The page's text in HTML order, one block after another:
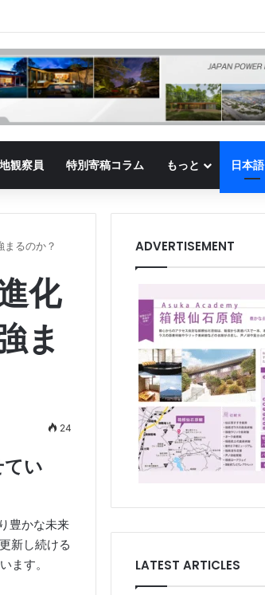
み
観察員 特別寄稿コラム もっと 日本語
まるのか？
化
ま
24
てい
豊かな未来
新し続ける
ます。
ADVERTISEMENT
LATEST ARTICLES